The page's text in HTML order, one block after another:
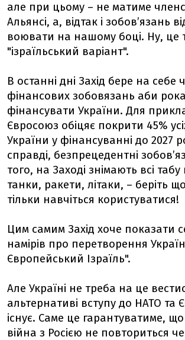
але при цьому – не матиме
Альянсі, а, відтак і зобовʼязань
воювати на нашому боці. Ну, це
"ізраїльський варіант".
В останні дні Захід бере на себе
фінансових зобовязань аби
фінансувати України. Для
Євросоюз обіцяє покрити 45%
України у фінансуванні до 2027
справді, безпрецедентні
того, на Заході знімають всі
танки, ракети, літаки, – беріть
тільки навчіться користуватися!
Цим самим Захід хоче показати
намірів про перетворення
Європейський Ізраїль".
Але Україні не треба на це
альтернативі вступу до НАТО та
існує. Саме це гарантуватиме,
війна з Росією не повториться